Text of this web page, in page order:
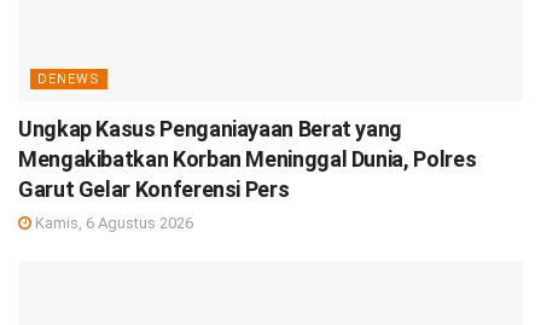
DENEWS
Ungkap Kasus Penganiayaan Berat yang
Mengakibatkan Korban Meninggal Dunia, Polres
Garut Gelar Konferensi Pers
Kamis, 6 Agustus 2026